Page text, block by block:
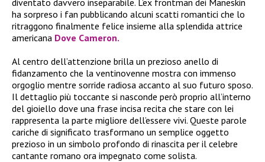
ha sorpreso i fan pubblicando alcuni scatti romantici che lo
ritraggono finalmente felice insieme alla splendida attrice
americana Dove Cameron.
Al centro dell’attenzione brilla un prezioso anello di
fidanzamento che la ventinovenne mostra con immenso
orgoglio mentre sorride radiosa accanto al suo futuro sposo.
Il dettaglio più toccante si nasconde però proprio all’interno
del gioiello dove una frase incisa recita che stare con lei
rappresenta la parte migliore dell’essere vivi. Queste parole
cariche di significato trasformano un semplice oggetto
prezioso in un simbolo profondo di rinascita per il celebre
cantante romano ora impegnato come solista.